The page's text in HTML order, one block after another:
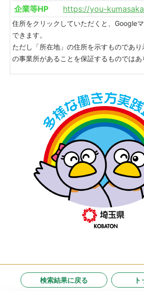
企業等HP
https://you-
住所をクリックしていただくと、Google
できます。
ただし「所在地」の住所を示すものであ
の事業所があることを保証するものではあ
検索結果に戻る